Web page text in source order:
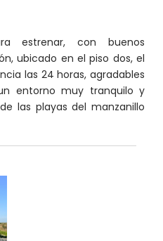
estrenar, con buenos
ubicado en el piso dos, el
las 24 horas, agradables
entorno muy tranquilo y
las playas del manzanillo